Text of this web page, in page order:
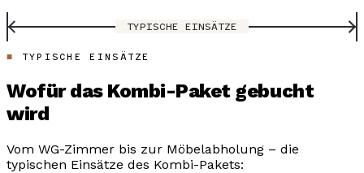
TYPISCHE EINSÄTZE
TYPISCHE EINSÄTZE
Wofür das Kombi-Paket gebucht
wird
Vom WG-Zimmer bis zur Möbelabholung – die
typischen Einsätze des Kombi-Pakets: